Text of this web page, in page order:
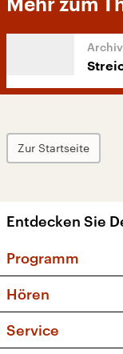
Mehr zum
Zur Startseite
Entdecken Sie
Programm
Musikliste
Hören
Service